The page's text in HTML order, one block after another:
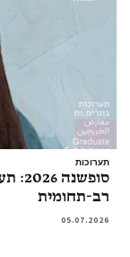
תערוכות
רב-תחומית
05.07.2026